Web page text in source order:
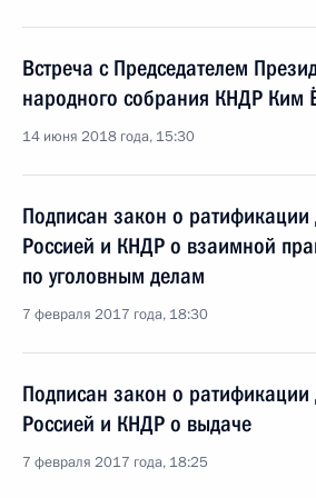
Встреча с Председателем
народного собрания КНДР Ким
14 июня 2018 года, 15:30
Подписан закон о
Россией и КНДР о взаимной
по уголовным делам
7 февраля 2017 года, 18:30
Подписан закон о
Россией и КНДР о выдаче
7 февраля 2017 года, 18:25